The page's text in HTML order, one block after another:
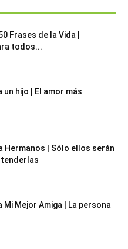
Frases de la Vida |
todos...
un hijo | El amor más
Hermanos | Sólo ellos serán
Mi Mejor Amiga | La persona